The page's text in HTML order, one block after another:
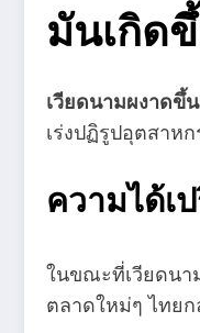
มันเกิด
เวียดนามผงาดขึ้
เร่งปฏิรูปอุตสาห
ความได้เ
ในขณะที่เวียดนา
ตลาดใหม่ๆ ไทย